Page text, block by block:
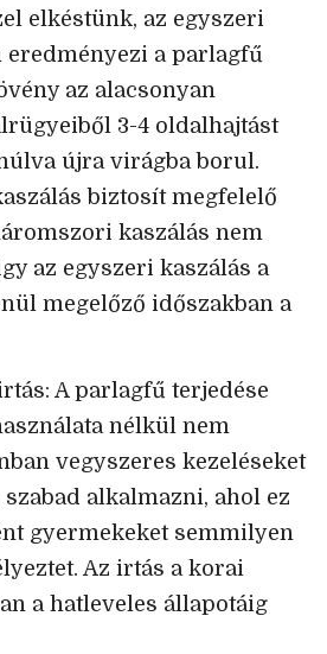
elkéstünk, az egyszeri
eredményezi a parlagfű
az alacsonyan
3-4 oldalhajtást
újra virágba borul.
biztosít megfelelő
kaszálás nem
az egyszeri kaszálás a
megelőző időszakban a
A parlagfű terjedése
nélkül nem
vegyszeres kezeléseket
alkalmazni, ahol ez
gyermekeket semmilyen
Az irtás a korai
a hatleveles állapotáig